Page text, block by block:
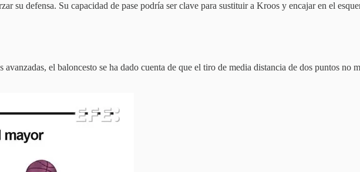
su defensa. Su capacidad de pase podría ser clave para sustituir a Kroos y encajar en el
el baloncesto se ha dado cuenta de que el tiro de media distancia de dos puntos no